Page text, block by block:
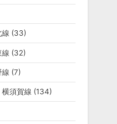
(33)
(32)
(7)
須賀線 (134)